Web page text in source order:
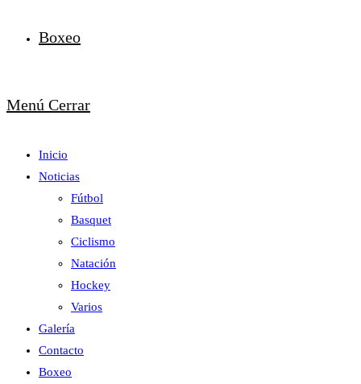
Boxeo
Menú Cerrar
Inicio
Noticias
Fútbol
Basquet
Ciclismo
Natación
Hockey
Varios
Galería
Contacto
Boxeo